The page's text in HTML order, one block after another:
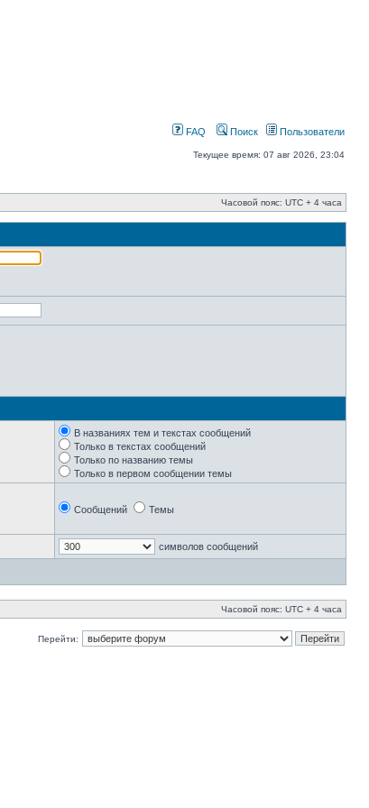
FAQ Поиск Пользователи
Текущее время: 07 авг 2026, 23:04
Часовой пояс: UTC + 4 часа
В названиях тем и текстах сообщений
Только в текстах сообщений
Только по названию темы
Только в первом сообщении темы
Сообщений Темы
символов сообщений
Часовой пояс: UTC + 4 часа
Перейти: